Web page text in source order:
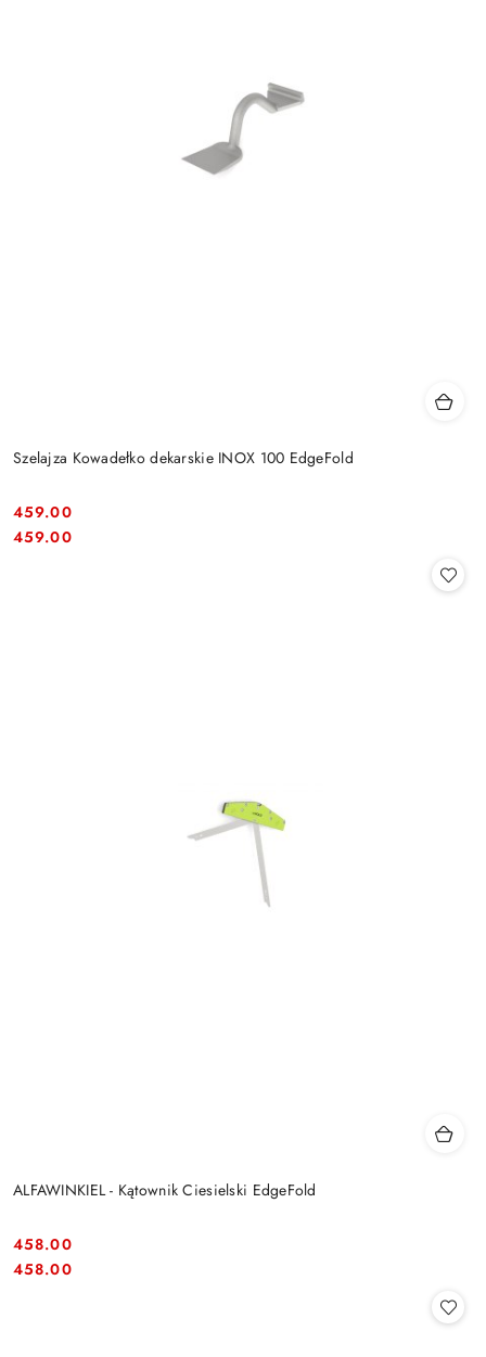
Szelajza Kowadełko dekarskie INOX 100 EdgeFold
Cena:
459.00
Cena:
459.00
ALFAWINKIEL - Kątownik Ciesielski EdgeFold
Cena:
458.00
Cena:
458.00